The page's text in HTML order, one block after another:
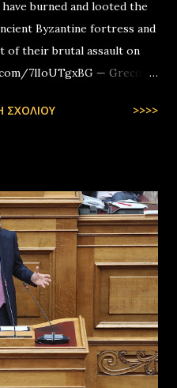
burned and looted the
Byzantine fortress and
of their brutal assault on
7lIoUTgxBG — Greco-
ΣΧΟΛΊΟΥ >>>>